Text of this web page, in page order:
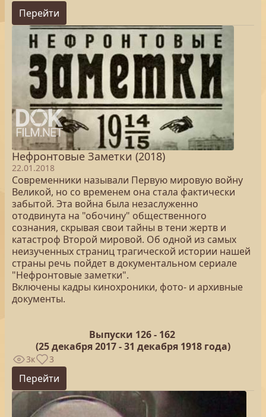
Перейти
Нефронтовые Заметки (2018)
22.01.2018
Современники называли Первую мировую войну
Великой, но со временем она стала фактически
забытой. Эта война была незаслуженно
отодвинута на "обочину" общественного
сознания, скрывая свои тайны в тени жертв и
катастроф Второй мировой. Об одной из самых
неизученных страниц трагической истории нашей
страны речь пойдет в документальном сериале
"Нефронтовые заметки".
Включены кадры кинохроники, фото- и архивные
документы.
Выпуски 126 - 162
(25декабря 2017 - 31 декабря 1918 года)
3к 3
Перейти